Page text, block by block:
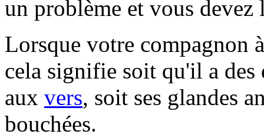
un problème et vous devez
Lorsque votre compagnon
cela signifie soit qu'il a des
aux vers, soit ses glandes
bouchées.